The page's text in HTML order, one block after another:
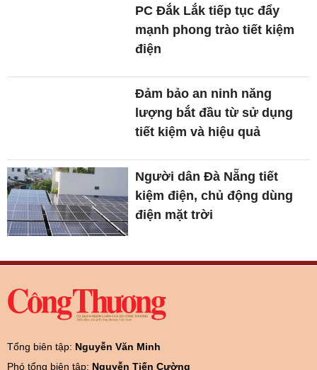
PC Đắk Lắk tiếp tục đẩy
mạnh phong trào tiết kiệm
điện
Đảm bảo an ninh năng
lượng bắt đầu từ sử dụng
tiết kiệm và hiệu quả
Người dân Đà Nẵng tiết
kiệm điện, chủ động dùng
điện mặt trời
Tổng biên tập: Nguyễn Văn Minh
Phó tổng biên tập: Nguyễn Tiến Cường